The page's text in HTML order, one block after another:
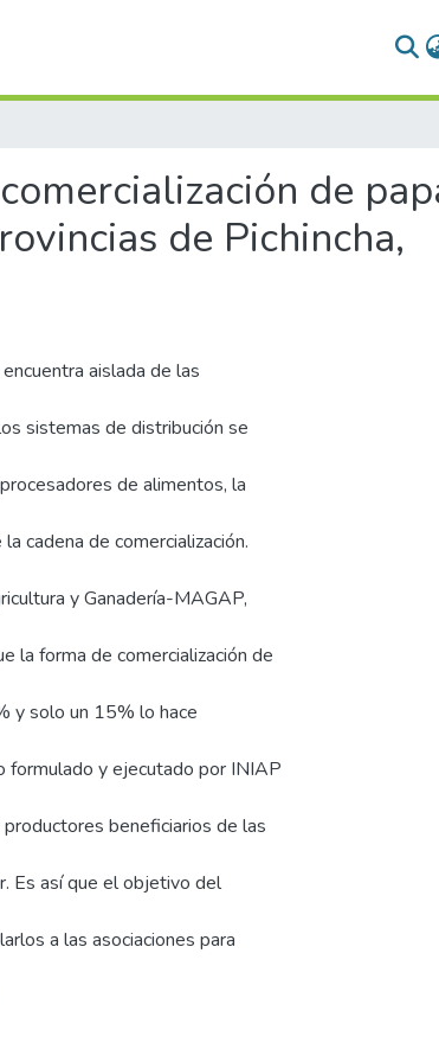
de
de Pichincha,
aislada de las
sistemas de distribución se
de alimentos, la
cadena de comercialización.
y Ganadería-MAGAP,
la forma de comercialización de
y solo un 15% lo hace
y ejecutado por INIAP
beneficiarios de las
Es así que el objetivo del
a las asociaciones para